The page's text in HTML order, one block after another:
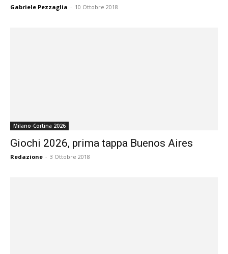
Gabriele Pezzaglia - 10 Ottobre 2018
Milano-Cortina 2026
Giochi 2026, prima tappa Buenos Aires
Redazione - 3 Ottobre 2018